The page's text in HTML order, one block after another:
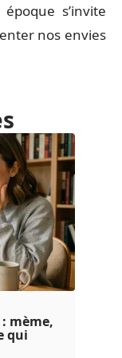
s’invite
nos envies
mème,
qui